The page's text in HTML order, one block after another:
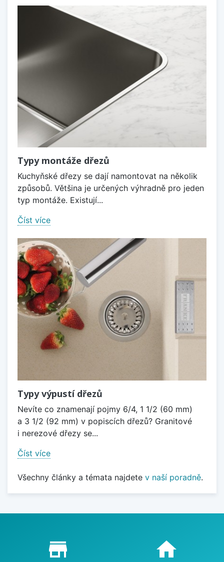
Typy montáže dřezů
Kuchyňské dřezy se dají namontovat na několik
způsobů. Většina je určených výhradně pro jeden
typ montáže. Existují...
Číst více
Typy výpustí dřezů
Nevíte co znamenají pojmy 6/4, 1 1/2 (60 mm)
a 3 1/2 (92 mm) v popiscích dřezů? Granitové
i nerezové dřezy se...
Číst více
Všechny články a témata najdete v naší poradně.
Proč nakupovat u nás?
store_mall_directory home